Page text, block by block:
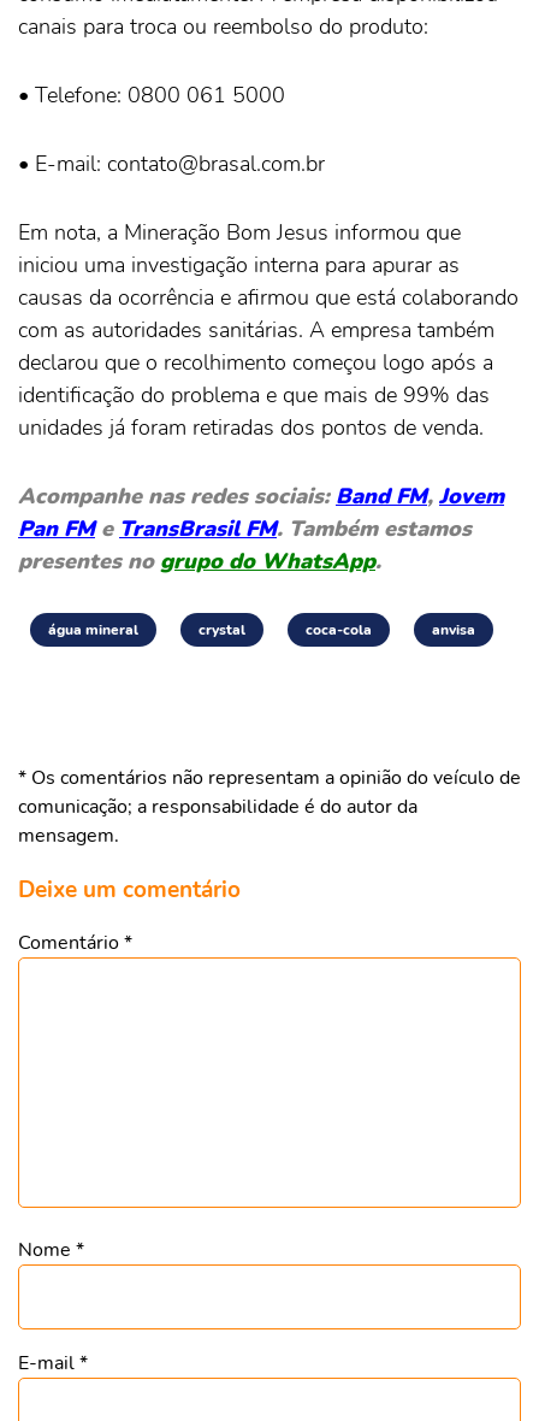
canais para troca ou reembolso do produto:
• Telefone: 0800 061 5000
• E-mail: contato@brasal.com.br
Em nota, a Mineração Bom Jesus informou que
iniciou uma investigação interna para apurar as
causas da ocorrência e afirmou que está colaborando
com as autoridades sanitárias. A empresa também
declarou que o recolhimento começou logo após a
identificação do problema e que mais de 99% das
unidades já foram retiradas dos pontos de venda.
Acompanhe nas redes sociais: Band FM, Jovem
Pan FMe TransBrasil FM. Também estamos
presentes no grupo do WhatsApp.
água mineral crystal coca-cola anvisa
* Os comentários não representam a opinião do veículo de
comunicação; a responsabilidade é do autor da
mensagem.
Deixe um comentário
Comentário*
Nome *
E-mail*